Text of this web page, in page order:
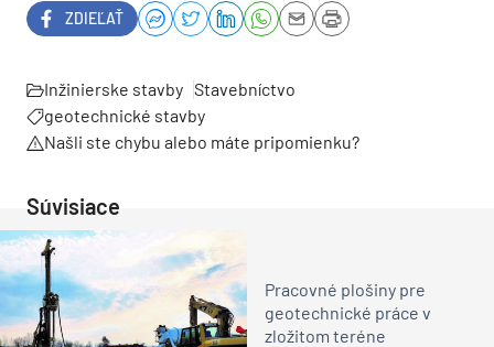
ZDIEĽAŤ
Inžinierske stavby Stavebníctvo
geotechnické stavby
Našli ste chybu alebo máte pripomienku?
Súvisiace
Pracovné plošiny pre
geotechnické práce v
zložitom teréne